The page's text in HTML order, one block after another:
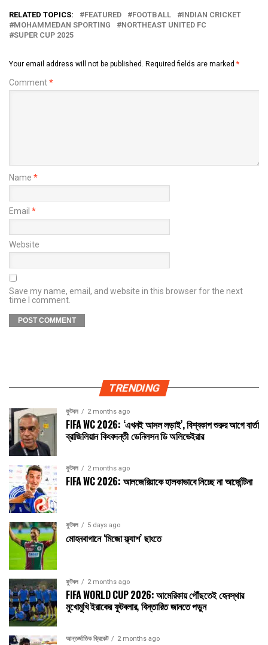
RELATED TOPICS: FEATURED FOOTBALL
INDIAN CRICKET
MOHAMMEDAN SPORTING
NORTHEAST UNITED FC
SUPER CUP 2025
Your email address will not be published. Required fields are marked *
Comment*
Name *
Email *
Website
Save my name, email, and website in this browser for the next
time I comment.
TRENDING
ফুটবল 2 months ago
FIFA WC 2026: ‘এখনই আসল লড়াই’, বিশ্বকাপ শুরুর আগে বার্তা
ব্রাজিলিয়ান কিংবদন্তী ডেনিলসন ডি অলিভেইরার
ফুটবল 2 months ago
FIFA WC 2026: আলজেরিয়াকে হালকাভাবে নিচ্ছে না আর্জেন্টিনা
ফুটবল 5 days ago
মোহনবাগানে ‘মিজো ফ্ল্যাশ’ ছাংতে
ফুটবল 2 months ago
FIFA WORLD CUP 2026: আমেরিকায় পৌঁছতেই হেনস্থার
মুখোমুখি ইরাকের ফুটবলার, বিস্তারিত জানতে পড়ুন
আন্তর্জাতিক ক্রিকেট 2 months ago